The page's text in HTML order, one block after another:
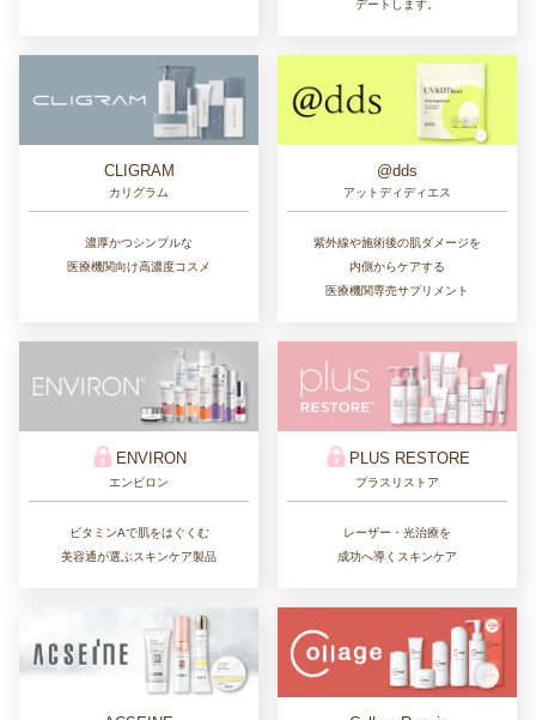
デートします。
CLIGRAM
カリグラム
濃厚かつシンプルな
医療機関向け高濃度コスメ
@dds
アットディディエス
紫外線や施術後の肌ダメージを
内側からケアする
医療機関専売サプリメント
ENVIRON
エンビロン
ビタミンAで肌をはぐくむ
美容通が選ぶスキンケア製品
PLUS RESTORE
プラスリストア
レーザー・光治療を
成功へ導くスキンケア